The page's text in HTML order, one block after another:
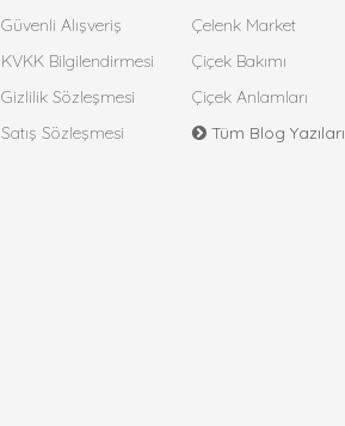
Güvenli Alışveriş
KVKK Bilgilendirmesi
Gizlilik Sözleşmesi
Satış Sözleşmesi
Çelenk Market
Çiçek Bakımı
Çiçek Anlamları
Tüm Blog Yazıları